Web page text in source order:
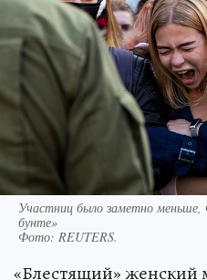
Участниц было заметно
бунте»
Фото: REUTERS.
«Блестящий» женский